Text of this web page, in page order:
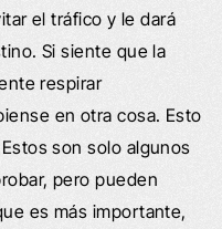
el tráfico y le dará
Si siente que la
respirar
en otra cosa. Esto
son solo algunos
pero pueden
es más importante,